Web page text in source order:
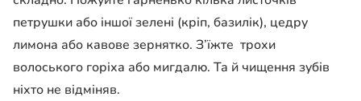
петрушки або іншої зелені (кріп, базилік), цедру
лимона або кавове зернятко. З’їжте трохи
волоського горіха або мигдалю. Та й чищення зубів
ніхто не відміняв.